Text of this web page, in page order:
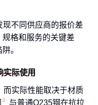
现不同供应商的报价差
格和服务的关键差
。
实际使用
而实际性能取决于材质
与普通Q235钢在抗拉